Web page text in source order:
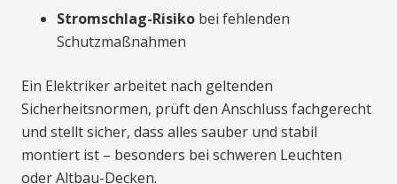
Stromschlag-Risiko bei fehlenden
Schutzmaßnahmen
Ein Elektriker arbeitet nach geltenden
Sicherheitsnormen, prüft den Anschluss fachgerecht
und stellt sicher, dass alles sauber und stabil
montiert ist – besonders bei schweren Leuchten
oder Altbau-Decken.